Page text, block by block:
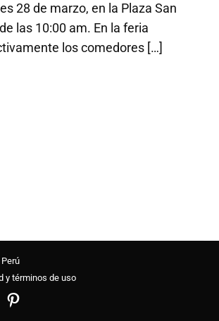
28 de marzo, en la Plaza San
las 10:00 am. En la feria
los comedores […]
y términos de uso
Pinterest